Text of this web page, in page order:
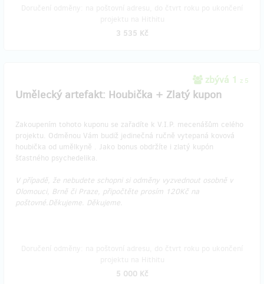
3 535 Kč
zbývá 1 z 5
Umělecký artefakt: Houbička + Zlatý kupon
Zakoupením tohoto kuponu se zařadíte k V.I.P. mecenášům celého
projektu. Odměnou Vám budiž jedinečná ručně vytepaná kovová
houbička od umělkyně . Jako bonus obdržíte i zlatý kupón
šťastného psychedelika.
V případě, že nebudete schopni si odměny vyzvednout osobně v
Olomouci, Brně či Praze, připočtěte prosím 120Kč na
poštovné.Děkujeme.​​​​​​ Děkujeme.​​​​​​​​
5 000 Kč